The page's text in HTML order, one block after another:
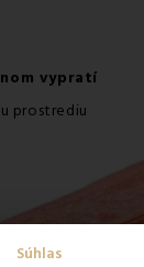
Súhlas
vypratí
prostrediu